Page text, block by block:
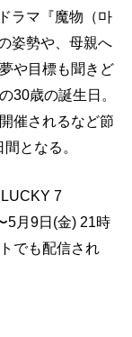
ラマ『魔物（마
姿勢や、母親へ
や目標も聞きど
30歳の誕生日。
催されるなど節
となる。
7
5月9日(金) 21時
でも配信され